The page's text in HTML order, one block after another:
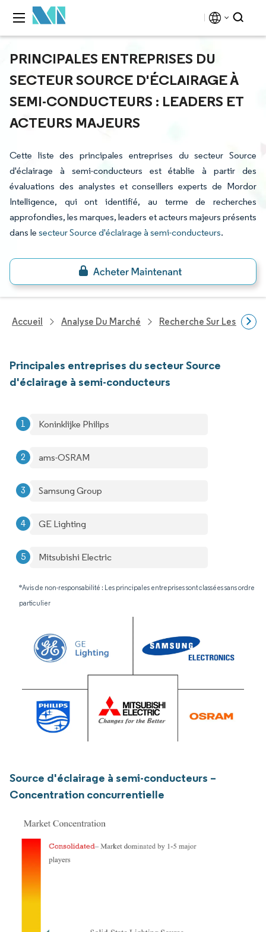
PRINCIPALES ENTREPRISES DU
SECTEUR SOURCE D'ÉCLAIRAGE À
SEMI-CONDUCTEURS : LEADERS ET
ACTEURS MAJEURS
Cette liste des principales entreprises du secteur Source
d'éclairage à semi-conducteurs est établie à partir des
évaluations des analystes et conseillers experts de Mordor
Intelligence, qui ont identifié, au terme de recherches
approfondies, les marques, leaders et acteurs majeurs présents
dans le secteur Source d'éclairage à semi-conducteurs.
Accueil Analyse Du Marché Recherche Sur Les
Principales entreprises du secteur Source
d'éclairage à semi-conducteurs
Koninklijke Philips
ams-OSRAM
Samsung Group
GE Lighting
Mitsubishi Electric
*Avis de non-responsabilité : Les principales entreprises sont classées sans ordre
particulier
Source d'éclairage à semi-conducteurs –
Concentration concurrentielle